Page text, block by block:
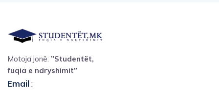
Motoja jonë: ”Studentët,
fuqia e ndryshimit”
Email: